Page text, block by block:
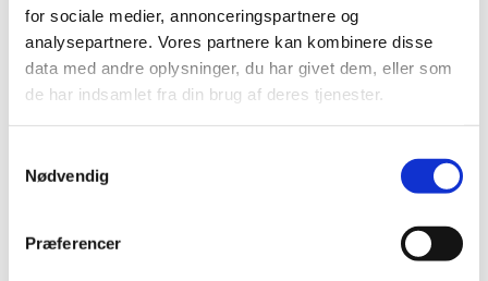
for sociale medier, annonceringspartnere og
analysepartnere. Vores partnere kan kombinere disse
data med andre oplysninger, du har givet dem, eller som
de har indsamlet fra din brug af deres tjenester.
Nødvendig
Præferencer
Ledig bevilling til Egtved Apotek
|3. oktober 2018|
Bevillingen til at drive Egtved Apotek er ledig pr. 1. april
2019.
Hypotron mod lavt blodtryk får ikke generelt
|3. oktober 2018
Lægemiddelstyrelsen har besluttet, at Hypotron, der